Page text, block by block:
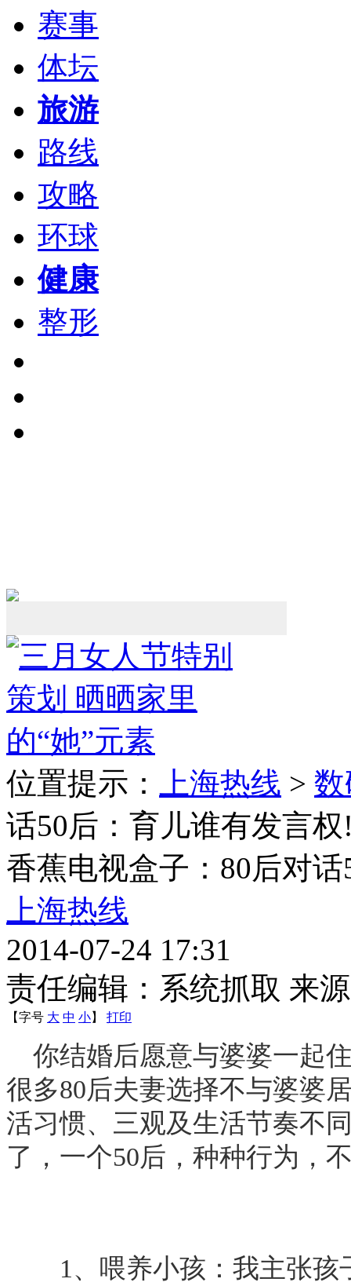
赛事
体坛
旅游
路线
攻略
环球
健康
整形
位置提示： 上海热线 >
话50后：育儿谁有发言
香蕉电视盒子：80后对
上海热线
2014-07-24 17:31
责任编辑：系统抓取 来
【字号 大 中 小】 打印
你结婚后愿意与婆婆一起
很多80后夫妻选择不与婆婆
活习惯、三观及生活节奏不
了，一个50后，种种行为，
1、喂养小孩：我主张孩